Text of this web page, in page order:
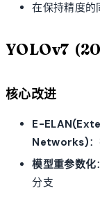
在保持精度的
YOLOv7
核心改进
E-
Networks)
模型重参数化
分支